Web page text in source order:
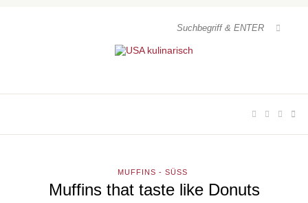
MUFFINS - SÜSS
Muffins that taste like Donuts